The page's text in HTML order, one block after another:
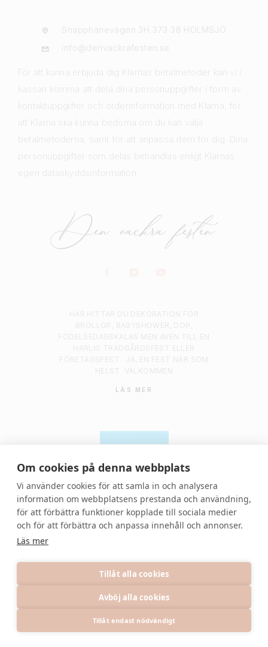
Om cookies på denna webbplats
Vi använder cookies för att samla in och analysera
information om webbplatsens prestanda och användning,
för att förbättra funktioner kopplade till sociala medier
och för att förbättra och anpassa innehåll och annonser.
Läs mer
Tillåt alla cookies
Avböj alla cookies
Tillåt endast nödvändigt
För att kunna erbjuda dig Klarnas betalmetoder kan vi i
kassan komma att dela dina personuppgifter i form av
kontaktuppgifter och orderinformation med Klarna, för
att Klarna ska kunna bedöma om du kan välja
betalmetoderna, samt för att anpassa dem för dig. Dina
personuppgifter som delas behandlas enligt Klarnas
egen dataskyddsinformation.
LÄS MER
© 2021 Denvackrafesten | All rights reserved.
PRIVACY POLICY TERMS INFORMATION